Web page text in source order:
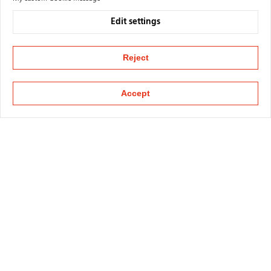
Edit settings
Reject
Accept